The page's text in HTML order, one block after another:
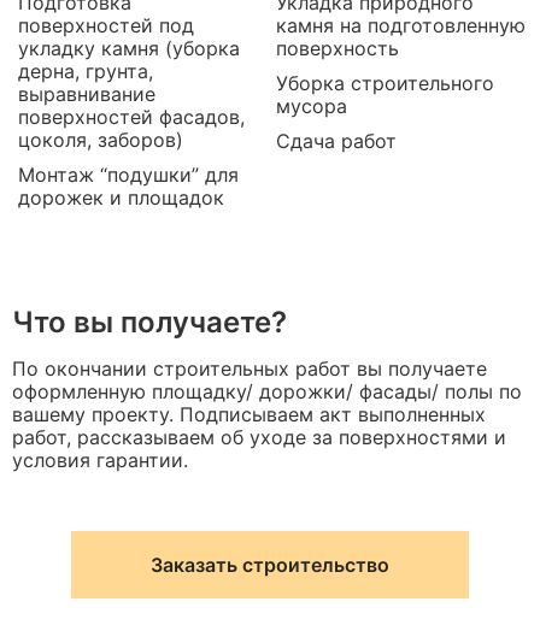
поверхностей под
укладку камня (уборка
дерна, грунта,
выравнивание
поверхностей фасадов,
цоколя, заборов)
Монтаж “подушки” для
дорожек и площадок
камня на подготовленную
поверхность
Уборка строительного
мусора
Сдача работ
Что вы получаете?
По окончании строительных работ вы получаете
оформленную площадку/ дорожки/ фасады/ полы по
вашему проекту. Подписываем акт выполненных
работ, рассказываем об уходе за поверхностями и
условия гарантии.
Заказать строительство